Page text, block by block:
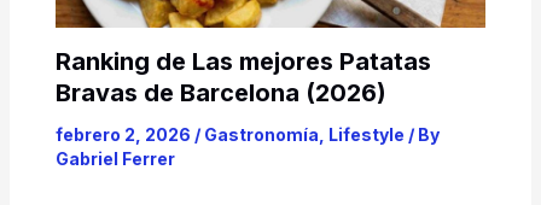
Ranking de Las mejores Patatas
Bravas de Barcelona (2026)
febrero 2, 2026 / Gastronomía Lifestyle / By
Gabriel Ferrer